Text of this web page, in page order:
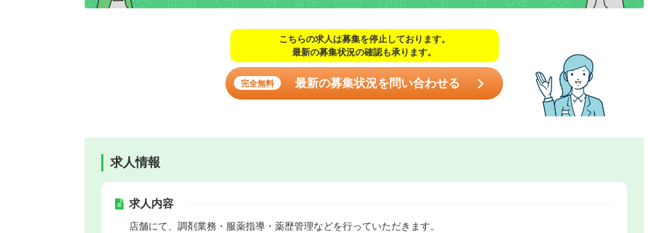
こちらの求人は募集を停止しております。
最新の募集状況の確認も承ります。
完全無料 最新の募集状況を問い合わせる
求人情報
求人内容
店舗にて、調剤業務・服薬指導・薬歴管理などを行っていただきます。